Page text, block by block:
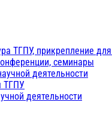
ТГПУ, прикрепление
семинары
деятельности
ТГПУ
деятельности